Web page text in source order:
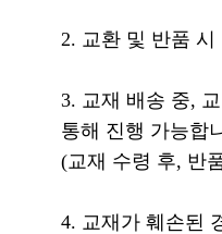
2. 교환 및 반품 시
3. 교재 배송 중,
통해 진행 가능합
(교재 수령 후, 반
4. 교재가 훼손된